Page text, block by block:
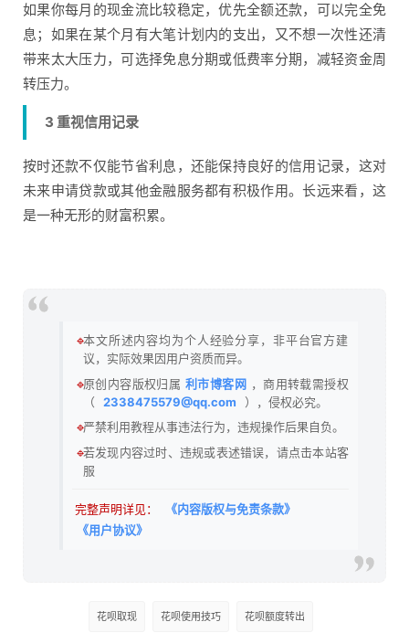
如果你每月的现金流比较稳定，优先全额还款，可以完全免
息；如果在某个月有大笔计划内的支出，又不想一次性还清
带来太大压力，可选择免息分期或低费率分期，减轻资金周
转压力。
3 重视信用记录
按时还款不仅能节省利息，还能保持良好的信用记录，这对
未来申请贷款或其他金融服务都有积极作用。长远来看，这
是一种无形的财富积累。
🔹本文所述内容均为个人经验分享，非平台官方建
议，实际效果因用户资质而异。
🔹原创内容版权归属 利市博客网 ，商用转载需授权
（
2338475579@qq.com
），侵权必究。
🔹严禁利用教程从事违法行为，违规操作后果自负。
🔹若发现内容过时、违规或表述错误，请点击本站客
服
完整声明详见：
《内容版权与免责条款》
《用户协议》
花呗取现 花呗使用技巧 花呗额度转出